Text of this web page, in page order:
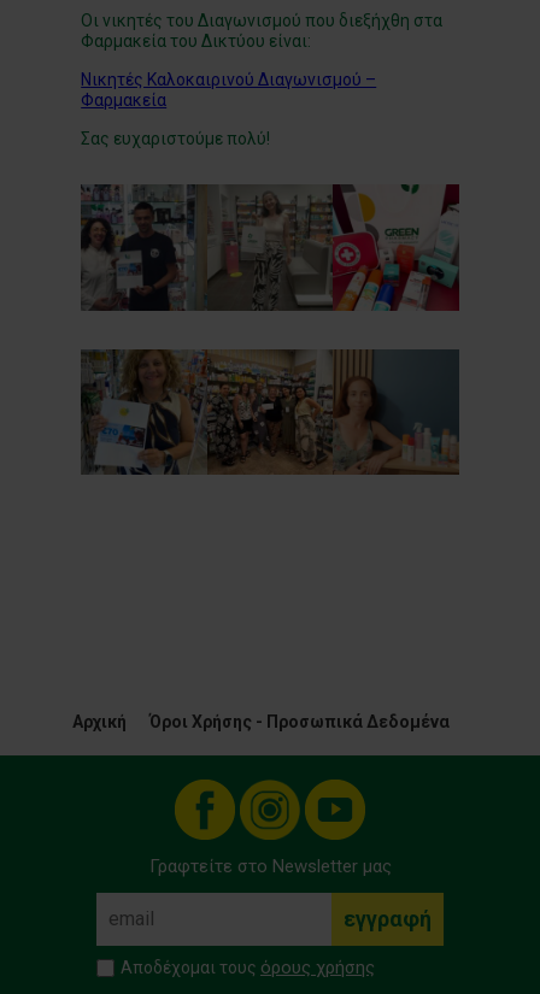
Oι νικητές του Διαγωνισμού που διεξήχθη στα
Φαρμακεία του Δικτύου είναι:
Νικητές Καλοκαιρινού Διαγωνισμού –
Φαρμακεία
Σας ευχαριστούμε πολύ!
Αρχική Όροι Χρήσης - Προσωπικά Δεδομένα
Γραφτείτε στο Newsletter μας
Αποδέχομαι τους όρους χρήσης